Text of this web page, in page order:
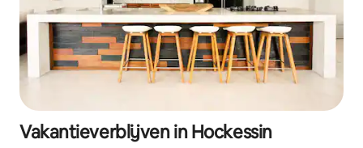
Vakantieverblijven in Hockessin